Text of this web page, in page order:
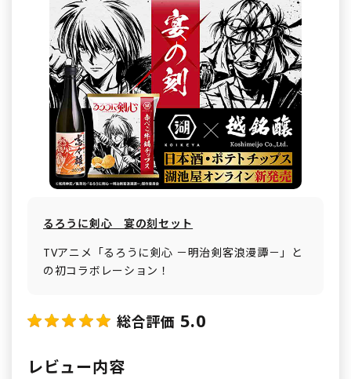
るろうに剣心 宴の刻セット
TVアニメ「るろうに剣心 －明治剣客浪漫譚－」と
の初コラボレーション！
総合評価 5.0
レビュー内容